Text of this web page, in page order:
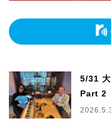
5/31
Part 2